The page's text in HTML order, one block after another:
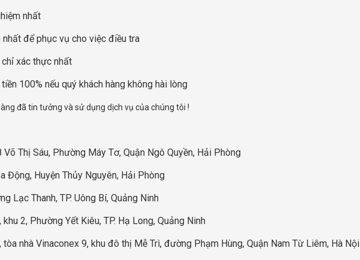
nhất
để phục vụ cho việc điều tra
xác thực nhất
100% nếu quý khách hàng không hài lòng
đã tin tưởng và sử dụng dịch vụ của chúng tôi !
Thị Sáu, Phường Máy Tơ, Quận Ngô Quyền, Hải Phòng
Động, Huyện Thủy Nguyên, Hải Phòng
Lạc Thanh, TP. Uông Bí, Quảng Ninh
2, Phường Yết Kiêu, TP. Hạ Long, Quảng Ninh
nhà Vinaconex 9, khu đô thị Mễ Trì, đường Phạm Hùng, Quận Nam Từ Liêm, Hà Nội